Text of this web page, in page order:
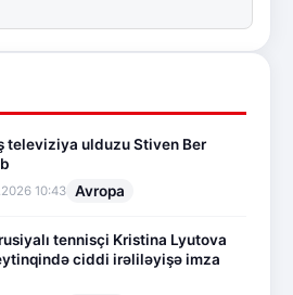
televiziya ulduzu Stiven Ber
10:43 Avropa
tennisçi Kristina Lyutova
ciddi irəliləyişə imza